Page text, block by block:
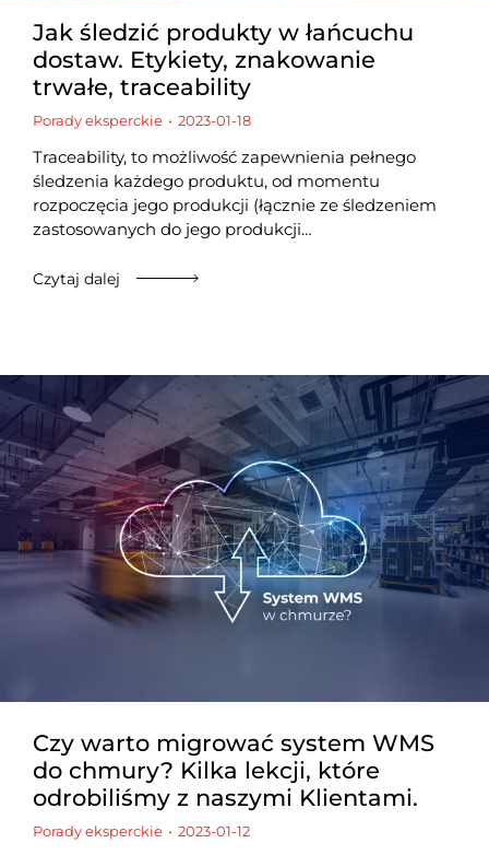
Jak śledzić produkty w łańcuchu
dostaw. Etykiety, znakowanie
trwałe, traceability
Porady eksperckie 2023-01-18
Traceability, to możliwość zapewnienia pełnego
śledzenia każdego produktu, od momentu
rozpoczęcia jego produkcji (łącznie ze śledzeniem
zastosowanych do jego produkcji…
Czytaj dalej
Czy warto migrować system WMS
do chmury? Kilka lekcji, które
odrobiliśmy z naszymi Klientami.
Porady eksperckie 2023-01-12